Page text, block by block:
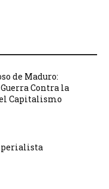
de Maduro:
Contra la
Capitalismo